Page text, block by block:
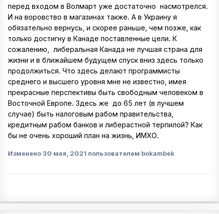
перед входом в Волмарт уже достаточно насмотрелся.
И на воровство в магазинах также. А в Украину я
обязательно вернусь, и скорее раньше, чем позже, как
только достигну в Канаде поставленные цели. К
сожалению, либеральная Канада не лучшая страна для
жизни и в ближайшем будущем спуск вниз здесь только
продолжиться. Что здесь делают программисты
среднего и высшего уровня мне не известно, имея
прекрасные перспективы быть свободным человеком в
Восточной Европе. Здесь же до 65 лет (в лучшем
случае) быть налоговым рабом правительства,
кредитным рабом банков и либерастной терпилой? Как
бы не очень хороший план на жизнь, ИМХО.
Изменено 30 мая, 2021 пользователем bokambek